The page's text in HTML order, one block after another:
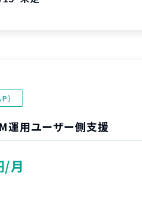
）
運用ユーザー側支援
/月